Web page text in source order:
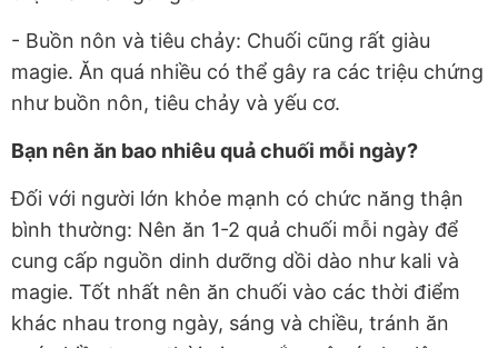
- Buồn nôn và tiêu chảy: Chuối cũng rất giàu
magie. Ăn quá nhiều có thể gây ra các triệu chứng
như buồn nôn, tiêu chảy và yếu cơ.
Bạn nên ăn bao nhiêu quả chuối mỗi ngày?
Đối với người lớn khỏe mạnh có chức năng thận
bình thường: Nên ăn 1-2 quả chuối mỗi ngày để
cung cấp nguồn dinh dưỡng dồi dào như kali và
magie. Tốt nhất nên ăn chuối vào các thời điểm
khác nhau trong ngày, sáng và chiều, tránh ăn